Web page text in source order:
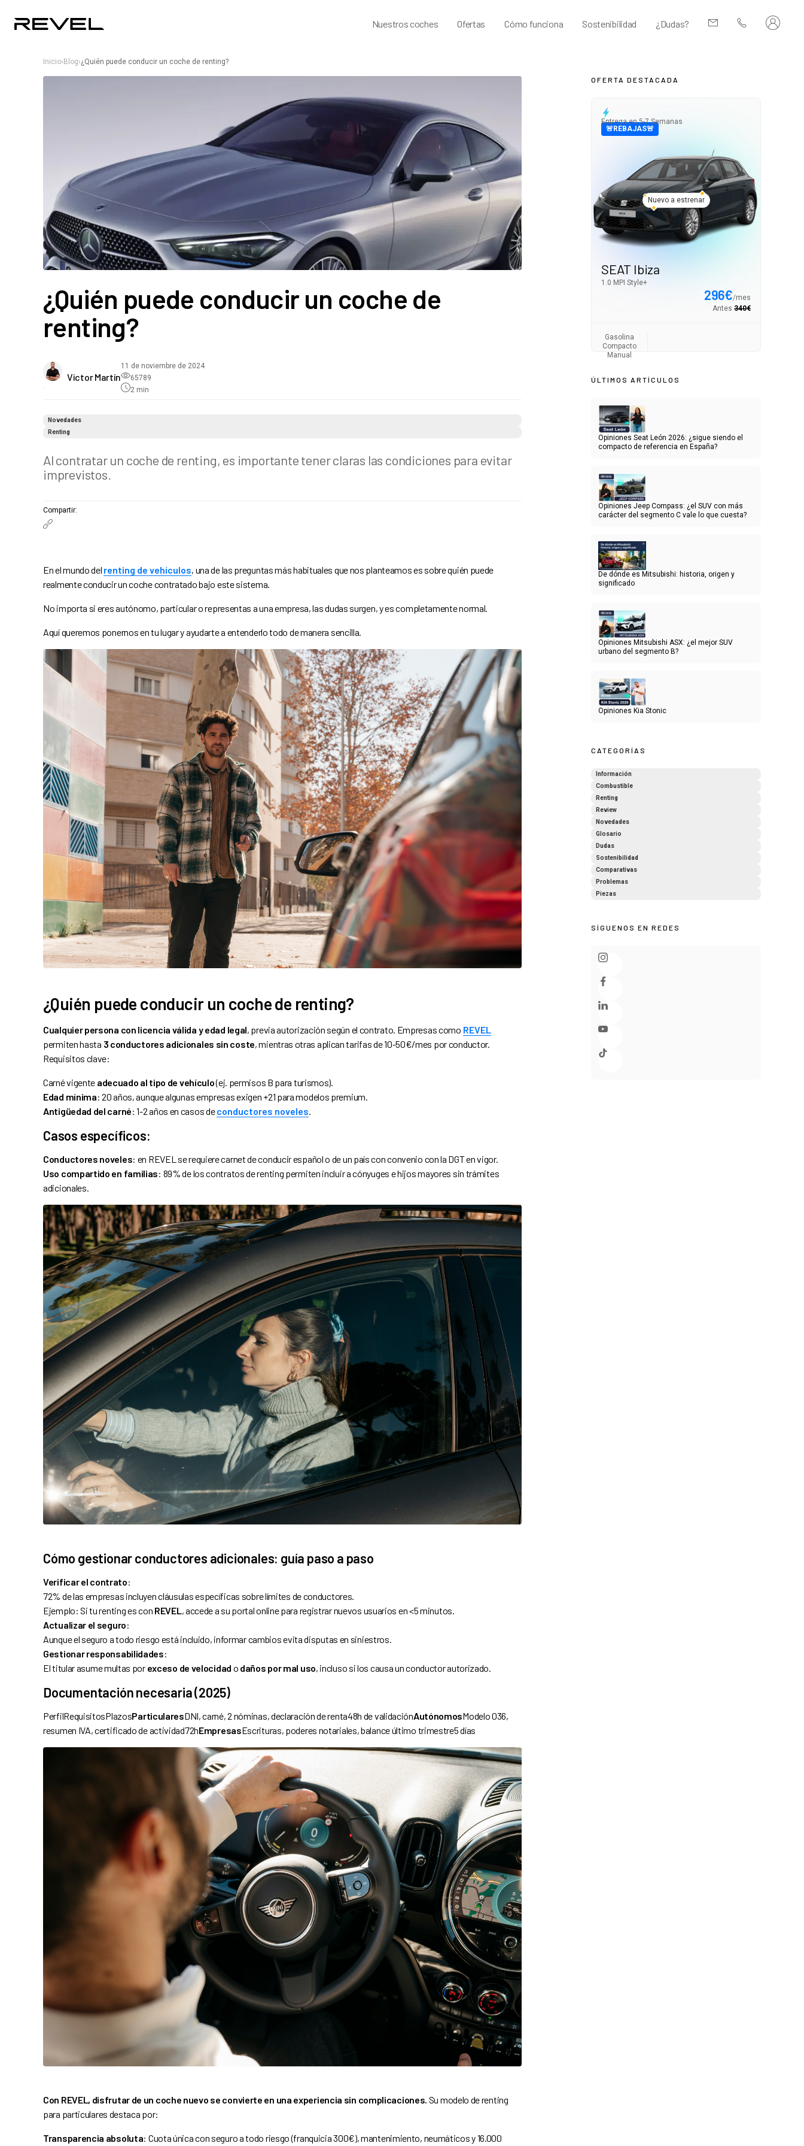
Nuestros coches Ofertas Cómo funciona Sostenibilidad ¿Dudas?
Inicio› Blog›¿Quién puede conducir un coche de renting?
¿Quién puede conducir un coche de
renting?
Victor Martín
11 de noviembre de 2024
65789
2 min
Novedades
Renting
Al contratar un coche de renting, es importante tener claras las condiciones para evitar
imprevistos.
Compartir:
En el mundo del renting de vehículos, una de las preguntas más habituales que nos planteamos es sobre quién puede
realmente conducir un coche contratado bajo este sistema.
No importa si eres autónomo, particular o representas a una empresa, las dudas surgen, y es completamente normal.
Aquí queremos ponernos en tu lugar y ayudarte a entenderlo todo de manera sencilla.
¿Quién puede conducir un coche de renting?
Cualquier persona con licencia válida y edad legal, previa autorización según el contrato. Empresas como REVEL
permiten hasta 3 conductores adicionales sin coste, mientras otras aplican tarifas de 10-50€/mes por conductor.
Requisitos clave:
Carné vigente adecuado al tipo de vehículo(ej. permisos B para turismos).
Edad mínima: 20 años, aunque algunas empresas exigen +21 para modelos premium.
Antigüedad del carné: 1-2 años en casos deconductores noveles.
Casos específicos:
Conductores noveles: en REVEL se requiere carnet de conducir español o de un país con convenio con la DGT en vigor.
Uso compartido en familias: 89% de los contratos de renting permiten incluir a cónyuges e hijos mayores sin trámites
adicionales.
Cómo gestionar conductores adicionales: guía paso a paso
Verificar el contrato:
72% de las empresas incluyen cláusulas específicas sobre límites de conductores.
Ejemplo: Si tu renting es con REVEL , accede a su portal online para registrar nuevos usuarios en <5 minutos.
Actualizar el seguro:
Aunque el seguro a todo riesgo está incluido, informar cambios evita disputas en siniestros.
Gestionar responsabilidades:
El titular asume multas por exceso de velocidad o daños por mal uso, incluso si los causa un conductor autorizado.
Documentación necesaria (2025)
PerfilRequisitosPlazosParticularesDNI, carné, 2 nóminas, declaración de renta48h de validaciónAutónomosModelo 036,
resumen IVA, certificado de actividad72hEmpresasEscrituras, poderes notariales, balance último trimestre5 días
Con REVEL, disfrutar de un coche nuevo se convierte en una experiencia sin complicaciones. Su modelo de renting
para particulares destaca por:
Transparencia absoluta: Cuota única con seguro a todo riesgo (franquicia 300€), mantenimiento, neumáticos y 16.000
OFERTA DESTACADA
Entrega en 5-7 Semanas
🚨REBAJAS🚨
Nuevo a estrenar
SEAT Ibiza
1.0 MPI Style+
296€/mes
Antes 340€
Gasolina
Compacto
Manual
ÚLTIMOS ARTÍCULOS
Opiniones Seat León 2026: ¿sigue siendo el
compacto de referencia en España?
Opiniones Jeep Compass: ¿el SUV con más
carácter del segmento C vale lo que cuesta?
De dónde es Mitsubishi: historia, origen y
significado
Opiniones Mitsubishi ASX: ¿el mejor SUV
urbano del segmento B?
Opiniones Kia Stonic
CATEGORÍAS
Información
Combustible
Renting
Review
Novedades
Glosario
Dudas
Sostenibilidad
Comparativas
Problemas
Piezas
SÍGUENOS EN REDES